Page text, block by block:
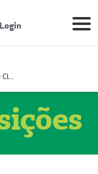
Login
Prestador: Vipmed Clínica Geral Ltda, 51004349-0 (Nome Fantasia: Policlínica Master)